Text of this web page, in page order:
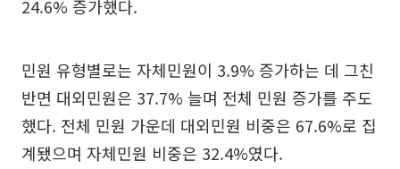
24.6% 증가했다.
민원 유형별로는 자체민원이 3.9% 증가하는 데 그친
반면 대외민원은 37.7% 늘며 전체 민원 증가를 주도
했다. 전체 민원 가운데 대외민원 비중은 67.6%로 집
계됐으며 자체민원 비중은 32.4%였다.